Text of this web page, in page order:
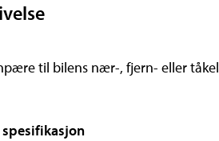
til bilens nær-, fjern- eller
spesifikasjon